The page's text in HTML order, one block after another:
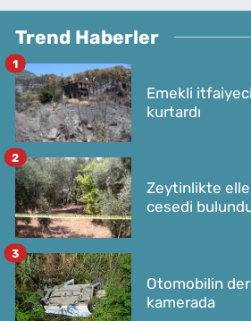
Trend Haberler
Emekli
kurtardı
1
Zeytinlikte
cesedi
2
Otomobilin
kamerada
3